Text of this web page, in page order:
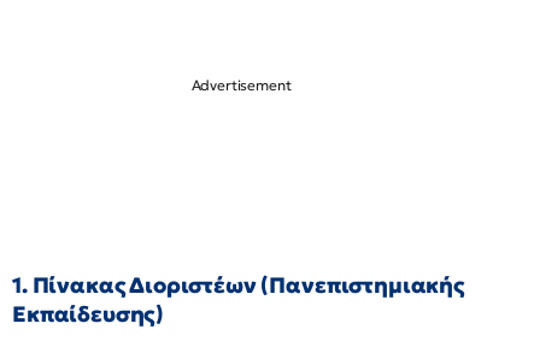
1. Πίνακας Διοριστέων (Πανεπιστημιακής
Εκπαίδευσης)